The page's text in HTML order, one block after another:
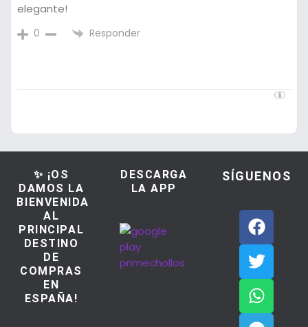
elegante!
0 Responder
✨ ¡OS
DAMOS LA
BIENVENIDA
AL
PRINCIPAL
DESTINO
DE
COMPRAS
EN
ESPAÑA!
DESCARGA
LA APP
SÍGUENOS